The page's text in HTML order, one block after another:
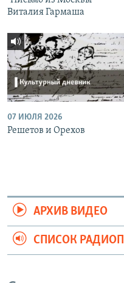
Виталия Гармаша
07 ИЮЛЯ 2026
Решетов и Орехов
АРХИВ ВИДЕО
СПИСОК